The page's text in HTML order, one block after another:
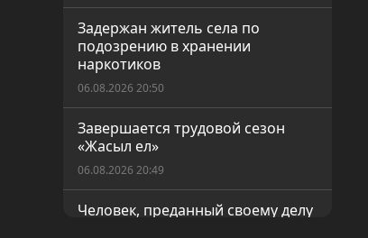
Задержан житель села по
подозрению в хранении
наркотиков
06.08.2026 20:50
Завершается трудовой сезон
«Жасыл ел»
06.08.2026 20:49
Человек, преданный своему делу